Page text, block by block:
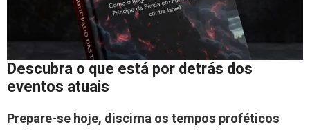
Descubra o que está por detrás dos
eventos atuais
Prepare-se hoje, discirna os tempos proféticos